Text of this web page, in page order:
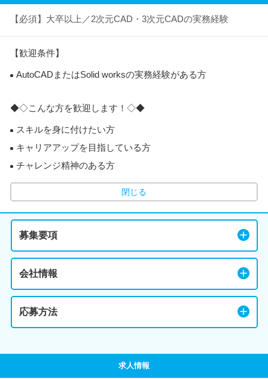
【必須】大卒以上／2次元CAD・3次元CADの実務経験
【歓迎条件】
AutoCADまたはSolid worksの実務経験がある方
◆◇こんな方を歓迎します！◇◆
スキルを身に付けたい方
キャリアアップを目指している方
チャレンジ精神のある方
閉じる
募集要項
会社情報
応募方法
求人情報